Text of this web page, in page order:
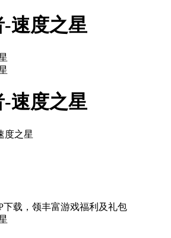
速度之星
速度之星
度之星
下载 ，领丰富游戏福利 及礼包